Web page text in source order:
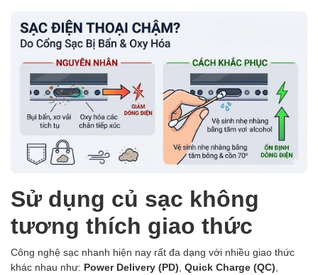
Sử dụng củ sạc không
tương thích giao thức
Công nghệ sạc nhanh hiện nay rất đa dạng với nhiều giao thức
khác nhau như: Power Delivery (PD) Quick Charge (QC)